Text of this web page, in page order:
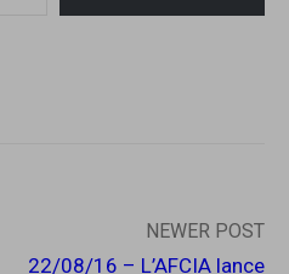
NEWER POST
22/08/16 – L’AFCIA lance